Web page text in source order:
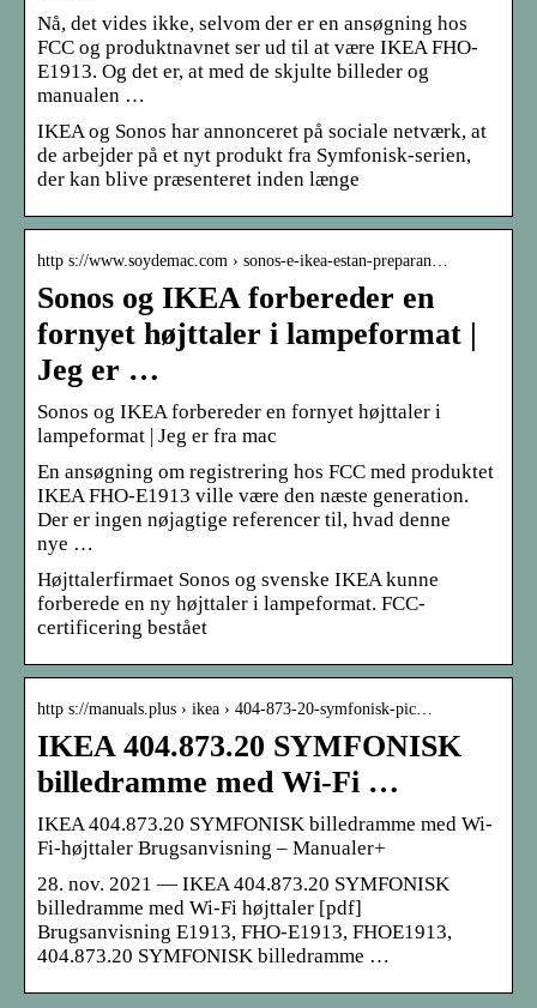
Nå, det vides ikke, selvom der er en ansøgning hos
FCC og produktnavnet ser ud til at være IKEA FHO-
E1913. Og det er, at med de skjulte billeder og
manualen …
IKEA og Sonos har annonceret på sociale netværk, at
de arbejder på et nyt produkt fra Symfonisk-serien,
der kan blive præsenteret inden længe
http s://www.soydemac.com › sonos-e-ikea-estan-preparan…
Sonos og IKEA forbereder en
fornyet højttaler i lampeformat |
Jeg er …
Sonos og IKEA forbereder en fornyet højttaler i
lampeformat | Jeg er fra mac
En ansøgning om registrering hos FCC med produktet
IKEA FHO-E1913 ville være den næste generation.
Der er ingen nøjagtige referencer til, hvad denne
nye …
Højttalerfirmaet Sonos og svenske IKEA kunne
forberede en ny højttaler i lampeformat. FCC-
certificering bestået
http s://manuals.plus › ikea › 404-873-20-symfonisk-pic…
IKEA 404.873.20 SYMFONISK
billedramme med Wi-Fi …
IKEA 404.873.20 SYMFONISK billedramme med Wi-
Fi-højttaler Brugsanvisning – Manualer+
28. nov. 2021 — IKEA 404.873.20 SYMFONISK
billedramme med Wi-Fi højttaler [pdf]
Brugsanvisning E1913, FHO-E1913, FHOE1913,
404.873.20 SYMFONISK billedramme …